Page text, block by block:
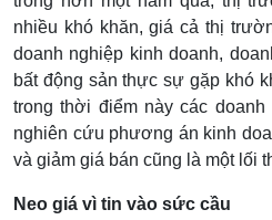
nhiều khó khăn, giá cả thị
doanh nghiệp kinh doanh,
bất động sản thực sự gặp khó
trong thời điểm này các
nghiên cứu phương án kinh
và giảm giá bán cũng là một lối
Neo giá vì tin vào sức cầu